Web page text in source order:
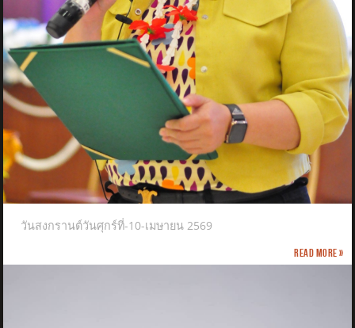
วันสงกรานต์วันศุกร์ที่-10-เมษายน 2569
Read more »